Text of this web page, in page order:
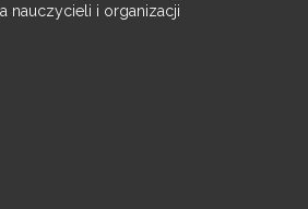
nauczycieli i organizacji